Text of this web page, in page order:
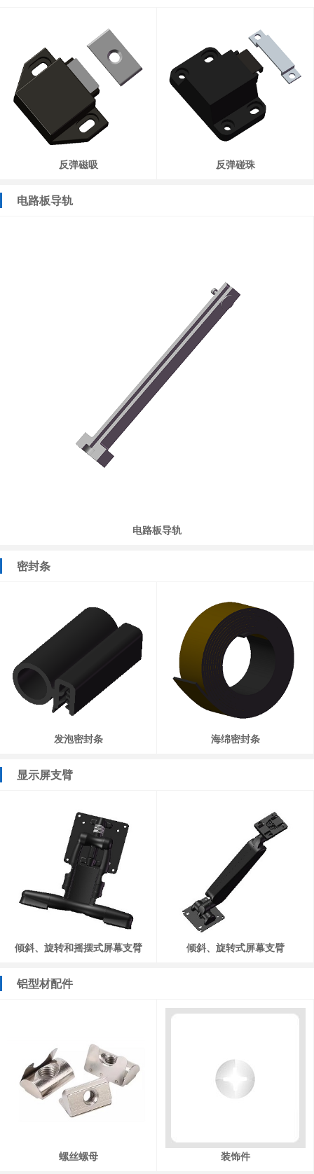
反弹磁吸 反弹碰珠
电路板导轨
电路板导轨
密封条
发泡密封条 海绵密封条
显示屏支臂
倾斜、旋转和摇摆式屏幕支臂 倾斜、旋转式屏幕支臂
铝型材配件
螺丝螺母 装饰件